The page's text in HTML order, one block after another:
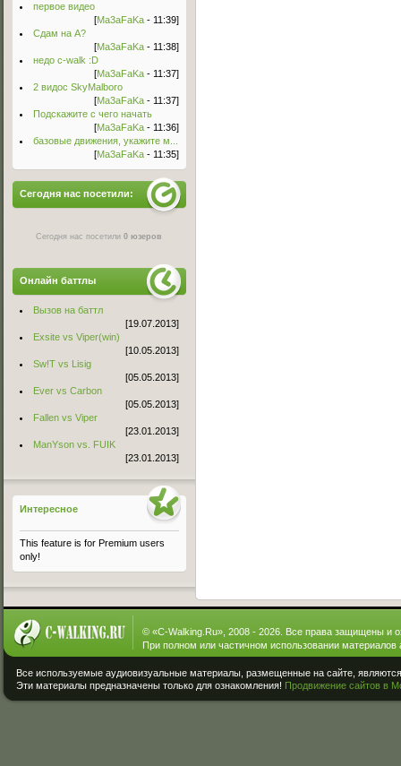
первое видео
[Ma3aFaKa - 11:39]
Сдам на А?
[Ma3aFaKa - 11:38]
недо c-walk :D
[Ma3aFaKa - 11:37]
2 видос SkyMalboro
[Ma3aFaKa - 11:37]
Подскажите с чего начать
[Ma3aFaKa - 11:36]
базовые движения, укажите м...
[Ma3aFaKa - 11:35]
Сегодня нас посетили:
Сегодня нас посетили0 юзеров
Онлайн баттлы
Вызов на баттл
[19.07.2013]
Exsite vs Viper(win)
[10.05.2013]
Sw!T vs Lisig
[05.05.2013]
Ever vs Carbon
[05.05.2013]
Fallen vs Viper
[23.01.2013]
ManYson vs. FUIK
[23.01.2013]
Интересное
This feature is for Premium users
only!
© «C-Walking.Ru», 2008 - 2026. Все права защищены и
При полном или частичном использовании материалов
Все используемые аудиовизуальные материалы, размещенные на сайте,
Эти материалы предназначены только для ознакомления! Продвижение сайтов в